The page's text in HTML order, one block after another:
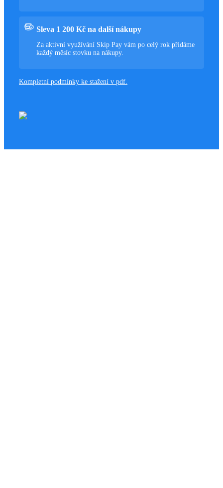
Sleva 1 200 Kč na další nákupy
Za aktivní využívání Skip Pay vám po celý rok přidáme
každý měsíc stovku na nákupy.
Kompletní podmínky ke stažení v pdf.